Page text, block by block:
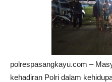
polrespasangkayu.com –
kehadiran Polri dalam